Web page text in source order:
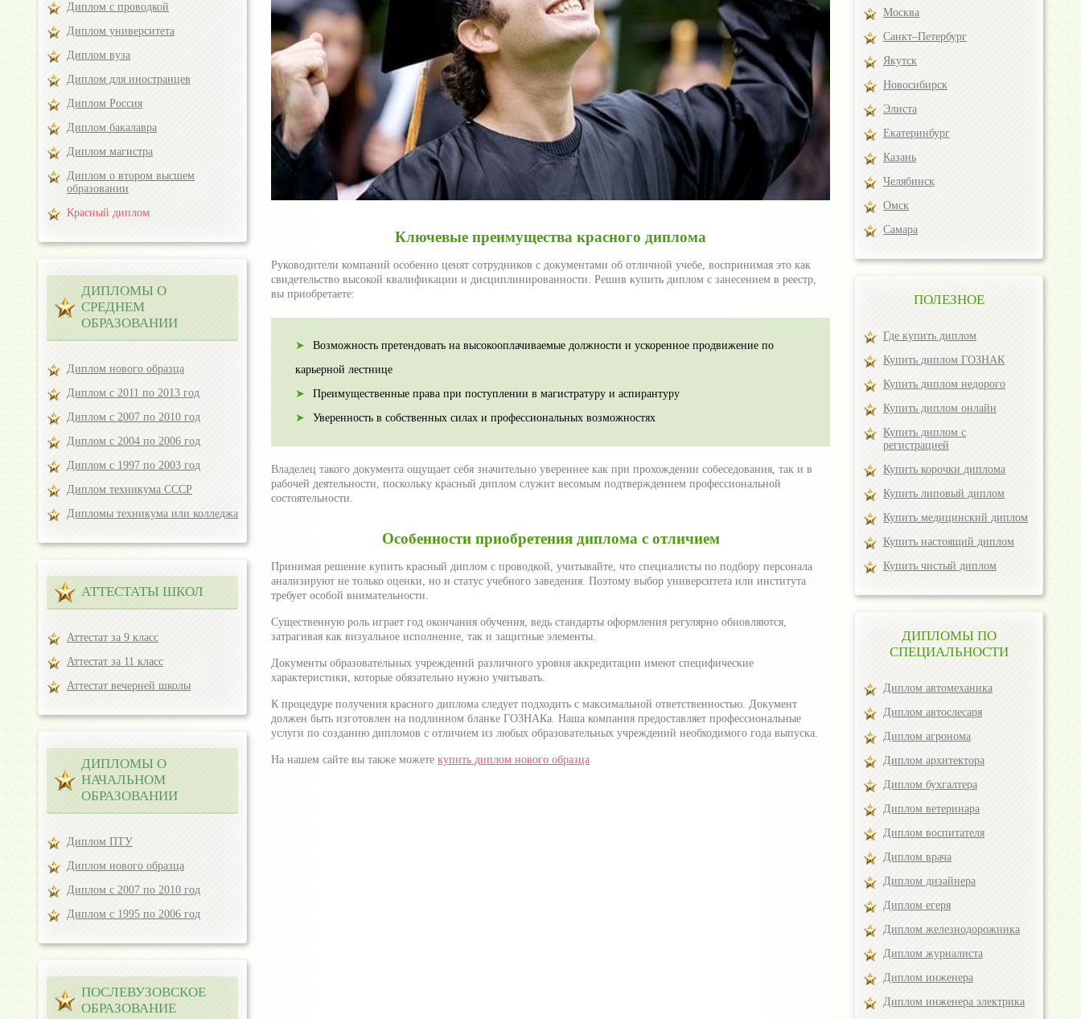
Ключевые преимущества красного диплома
Руководители компаний особенно ценят сотрудников с документами об отличной учебе, воспринимая это как
свидетельство высокой квалификации и дисциплинированности. Решив купить диплом с занесением в реестр,
вы приобретаете:
Возможность претендовать на высокооплачиваемые должности и ускоренное продвижение по
карьерной лестнице
Преимущественные права при поступлении в магистратуру и аспирантуру
Уверенность в собственных силах и профессиональных возможностях
Владелец такого документа ощущает себя значительно увереннее как при прохождении собеседования, так и в
рабочей деятельности, поскольку красный диплом служит весомым подтверждением профессиональной
состоятельности.
Особенности приобретения диплома с отличием
Принимая решение купить красный диплом с проводкой, учитывайте, что специалисты по подбору персонала
анализируют не только оценки, но и статус учебного заведения. Поэтому выбор университета или института
требует особой внимательности.
Существенную роль играет год окончания обучения, ведь стандарты оформления регулярно обновляются,
затрагивая как визуальное исполнение, так и защитные элементы.
Документы образовательных учреждений различного уровня аккредитации имеют специфические
характеристики, которые обязательно нужно учитывать.
К процедуре получения красного диплома следует подходить с максимальной ответственностью. Документ
должен быть изготовлен на подлинном бланке ГОЗНАКа. Наша компания предоставляет профессиональные
услуги по созданию дипломов с отличием из любых образовательных учреждений необходимого года выпуска.
На нашем сайте вы также можете купить диплом нового образца
Диплом с проводкой
Диплом университета
Диплом вуза
Диплом для иностранцев
Диплом Россия
Диплом бакалавра
Диплом магистра
Диплом о втором высшем
образовании
Красный диплом
ДИПЛОМЫ О
СРЕДНЕМ
ОБРАЗОВАНИИ
Диплом нового образца
Диплом с 2011 по 2013 год
Диплом с 2007 по 2010 год
Диплом с 2004 по 2006 год
Диплом с 1997 по 2003 год
Диплом техникума СССР
Дипломы техникума или колледжа
АТТЕСТАТЫ ШКОЛ
Аттестат за 9 класс
Аттестат за 11 класс
Аттестат вечерней школы
ДИПЛОМЫ О
НАЧАЛЬНОМ
ОБРАЗОВАНИИ
Диплом ПТУ
Диплом нового образца
Диплом с 2007 по 2010 год
Диплом с 1995 по 2006 год
ПОСЛЕВУЗОВСКОЕ
ОБРАЗОВАНИЕ
Москва
Санкт–Петербург
Якутск
Новосибирск
Элиста
Екатеринбург
Казань
Челябинск
Омск
Самара
ПОЛЕЗНОЕ
Где купить диплом
Купить диплом ГОЗНАК
Купить диплом недорого
Купить диплом онлайн
Купить диплом с
регистрацией
Купить корочки диплома
Купить липовый диплом
Купить медицинский диплом
Купить настоящий диплом
Купить чистый диплом
ДИПЛОМЫ ПО
СПЕЦИАЛЬНОСТИ
Диплом автомеханика
Диплом автослесаря
Диплом агронома
Диплом архитектора
Диплом бухгалтера
Диплом ветеринара
Диплом воспитателя
Диплом врача
Диплом дизайнера
Диплом егеря
Диплом железнодорожника
Диплом журналиста
Диплом инженера
Диплом инженера электрика